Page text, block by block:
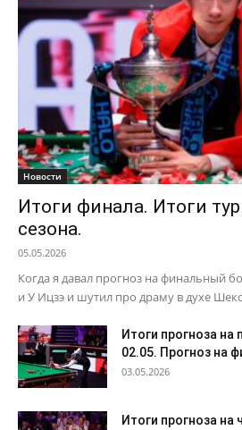
Новости
Итоги финала. Итоги
сезона.
05.05.2026
Когда я давал прогноз на
и У Ицзэ и шутил про драму в духе
Итоги прогноза
02.05. Прогноз на
03.05.2026
Итоги прогноза